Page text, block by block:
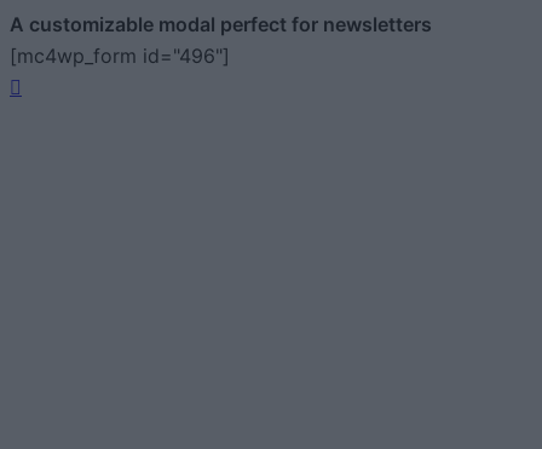
A customizable modal perfect for newsletters
[mc4wp_form id="496"]